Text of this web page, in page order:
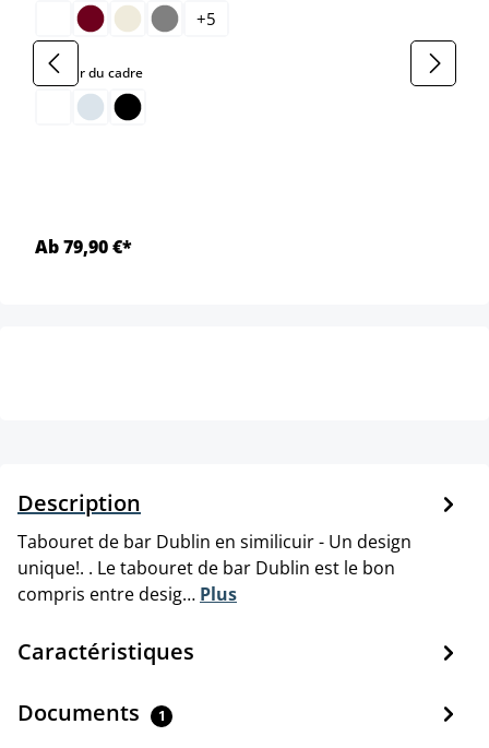
+5
Couleur du cadreselect
Ab 79,90 €*
Description
Tabouret de bar Dublin en similicuir - Un design
unique!. . Le tabouret de bar Dublin est le bon
compris entre desig… Plus
Caractéristiques
Documents 1